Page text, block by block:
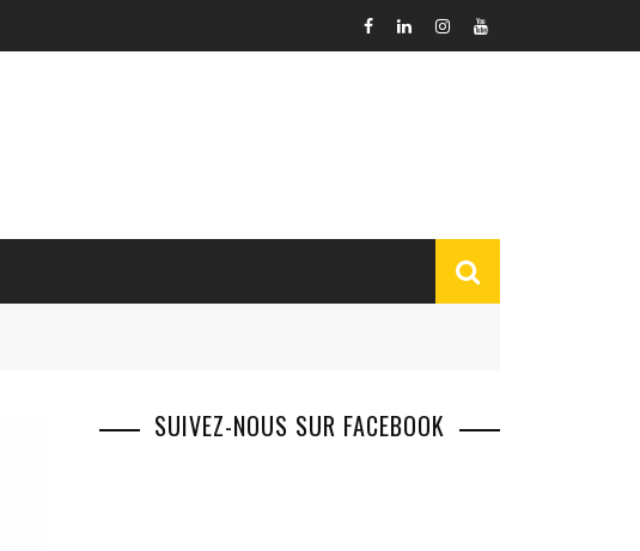
SUIVEZ-NOUS SUR FACEBOOK